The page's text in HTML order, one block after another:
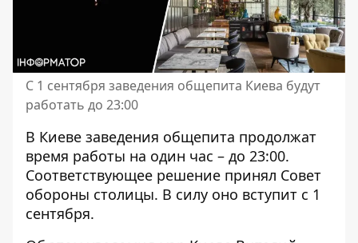
С 1 сентября заведения общепита Киева будут
работать до 23:00
В Киеве заведения общепита продолжат
время работы на один час – до 23:00.
Соответствующее решение принял Совет
обороны столицы. В силу оно вступит с 1
сентября.